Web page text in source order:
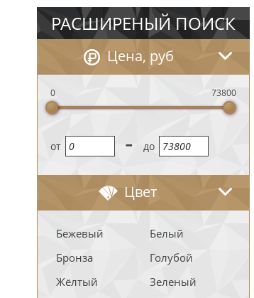
РАСШИРЕНЫЙ ПОИСК
Цена, руб
0 73800
oт - до
Цвет
Бежевый
Белый
Бронза
Голубой
Жёлтый
Зеленый